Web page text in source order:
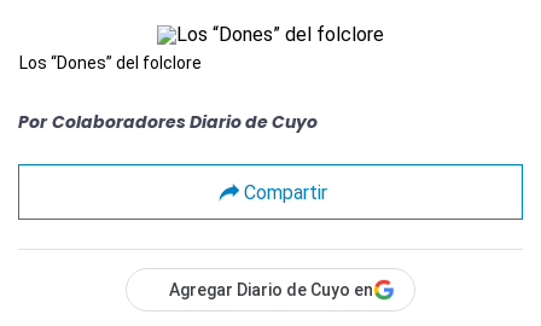
Los “Dones” del folclore
Por Colaboradores Diario de Cuyo
Compartir
Agregar Diario de Cuyo en